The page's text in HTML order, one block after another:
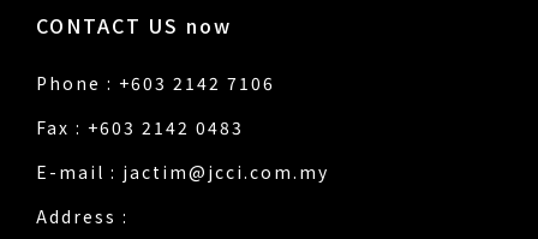
CONTACT US now
Phone : +603 2142 7106
Fax : +603 2142 0483
E-mail : jactim@jcci.com.my
Address :